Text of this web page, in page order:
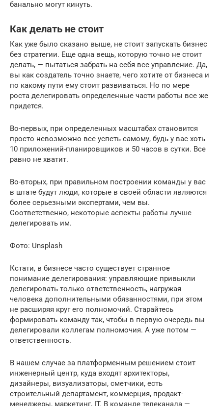
банально могут кинуть.
Как делать не стоит
Как уже было сказано выше, не стоит запускать бизнес
без стратегии. Еще одна вещь, которую точно не стоит
делать, — пытаться забрать на себя все управление. Да,
вы как создатель точно знаете, чего хотите от бизнеса и
по какому пути ему стоит развиваться. Но по мере
роста делегировать определенные части работы все же
придется.
Во-первых, при определенных масштабах становится
просто невозможно все успеть самому, будь у вас хоть
10 приложений-планировщиков и 50 часов в сутки. Все
равно не хватит.
Во-вторых, при правильном построении команды у вас
в штате будут люди, которые в своей области являются
более серьезными экспертами, чем вы.
Соответственно, некоторые аспекты работы лучше
делегировать им.
Фото: Unsplash
Кстати, в бизнесе часто существует странное
понимание делегирования: управляющие привыкли
делегировать только ответственность, нагружая
человека дополнительными обязанностями, при этом
не расширяя круг его полномочий. Старайтесь
формировать команду так, чтобы в первую очередь вы
делегировали коллегам полномочия. А уже потом —
ответственность.
В нашем случае за платформенным решением стоит
инженерный центр, куда входят архитекторы,
дизайнеры, визуализаторы, сметчики, есть
строительный департамент, коммерция, продакт-
менеджеры, маркетинг, IT. В команде телеканала —